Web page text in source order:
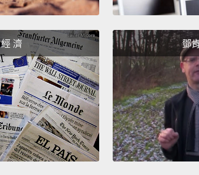
that they were the first ever AKC
champion.
Dr. Karen Halligan:黃金獵犬最特殊的地方
美國狗舍俱樂部服從測試冠軍。
And that's like Miss Manners for dogs,
recognizing an excellent working
owners.
經 濟 鄧